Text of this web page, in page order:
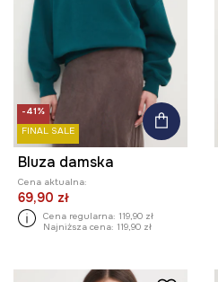
-41%
FINAL SALE
Bluza damska
Cena aktualna:
69,90 zł
Cena regularna: 119,90 zł
Najniższa cena: 119,90 zł